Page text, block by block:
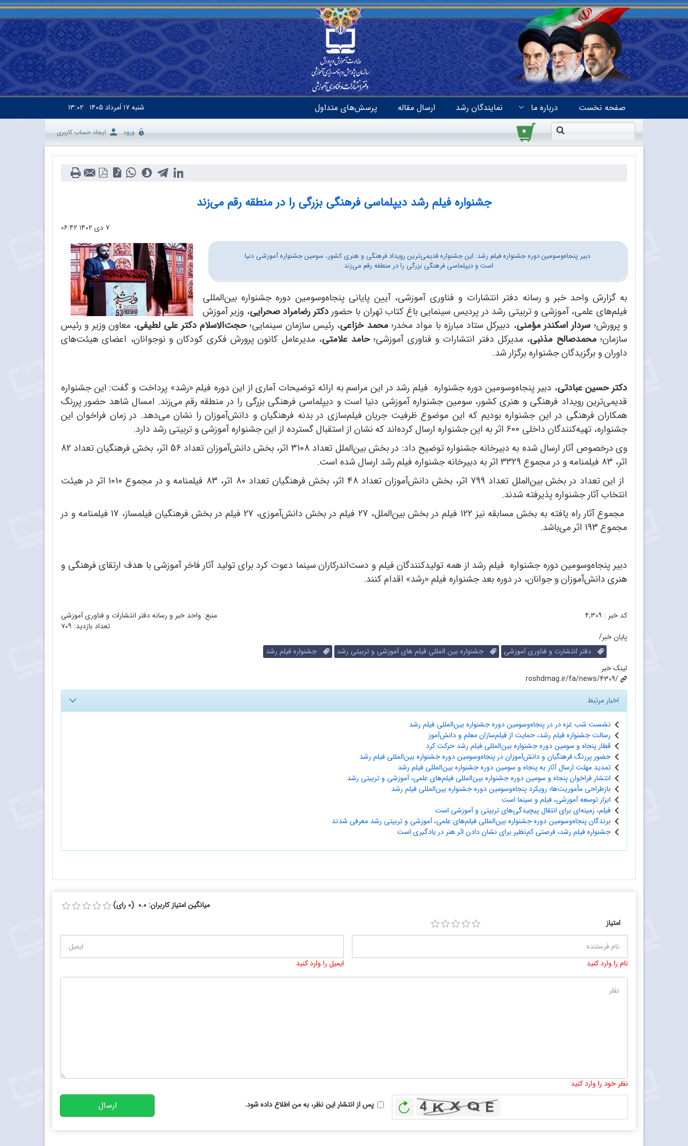
صفحه نخست درباره ما نمایندگان رشد ارسال مقاله پرسش‌های متداول شنبه۱۷ اَمرداد ۱۴۰۵ ۱۳:۰۲
۰ ورود ایجاد حساب کاربری
جشنواره فیلم رشد دیپلماسی فرهنگی بزرگی را در منطقه رقم می‌زند
۷ دی ۱۴۰۲ ۰۶:۴۲
دبیر پنجاه‌وسومین دوره جشنواره فیلم‌ رشد: این جشنواره قدیمی‌ترین رویداد فرهنگی و هنری کشور، سومین جشنواره آموزشی دنیا
است و دیپلماسی فرهنگی بزرگی را در منطقه رقم می‌زند.
به گزارش واحد خبر و رسانه دفتر انتشارات و فناوری آموزشی، آیین پایانی پنجاه‌وسومین دوره جشنواره بین‌المللی
فیلم‌های علمی، آموزشی و تربیتی رشد در پردیس سینمایی باغ کتاب تهران با حضوردکتر رضامراد صحرایی، وزیر آموزش
و پرورش؛سردار اسکندر مؤمنی، دبیرکل ستاد مبارزه با مواد مخدر؛محمد خزاعی، رئیس سازمان سینمایی؛حجت‌الاسلام دکتر علی لطیفی، معاون وزیر و رئیس
سازمان؛محمدصالح مذنبی، مدیرکل دفتر انتشارات و فناوری آموزشی؛حامد علامتی، مدیرعامل کانون پرورش فکری کودکان و نوجوانان، اعضای هیئت‌های
داوران و برگزیدگان جشنواره برگزار شد.
دکتر حسین عبادتی، دبیر پنجاه‌وسومین دوره جشنواره فیلم‌ رشد در این مراسم به ارائه توضیحات آماری از این دوره فیلم «رشد» پرداخت و گفت: این جشنواره
قدیمی‌ترین رویداد فرهنگی و هنری کشور، سومین جشنواره آموزشی دنیا است و دیپلماسی فرهنگی بزرگی را در منطقه رقم می‌زند. امسال شاهد حضور پررنگ
همکاران فرهنگی در این جشنواره بودیم که این موضوع ظرفیت جریان فیلم‌سازی در بدنه فرهنگیان و دانش‌آموزان را نشان می‌دهد. در زمان فراخوان این
جشنواره، تهیه‌کنندگان داخلی ۶۰۰ اثر به این جشنواره ارسال کرده‌اند که نشان از استقبال گسترده از این جشنواره آموزشی و تربیتی رشد دارد.
وی درخصوص آثار ارسال شده به دبیرخانه جشنواره توضیح داد: در بخش بین‌الملل تعداد 3108 اثر، بخش دانش‌آموزان تعداد 56 اثر، بخش فرهنگیان تعداد 82
اثر، 83 فیلمنامه و در مجموع 3329 اثر به دبیرخانه جشنواره فیلم رشد ارسال شده است.
از این تعداد در بخش بین‌الملل تعداد 799 اثر، بخش دانش‌آموزان تعداد 48 اثر، بخش فرهنگیان تعداد 80 اثر، 83 فیلمنامه و در مجموع 1010 اثر در هیئت
انتخاب آثار جشنواره پذیرفته شدند.
مجموع آثار راه یافته به بخش مسابقه نیز 122 فیلم در بخش بین‌الملل، 27 فیلم در بخش دانش‌آموزی، 27 فیلم در بخش فرهنگیان فیلمساز، 17 فیلمنامه و در
مجموع 193 اثر می‌باشد.
دبیر پنجاه‌وسومین دوره جشنواره فیلم‌ رشد از همه تولیدکنندگان فیلم و دست‌اندرکاران سینما دعوت کرد برای تولید آثار فاخر آموزشی با هدف ارتقای فرهنگی و
هنری دانش‌آموزان و جوانان، در دوره بعد جشنواره فیلم «رشد» اقدام کنند.
منبع: واحد خبر و رسانه دفتر انتشارات و فناوری آموزشی
تعداد بازدید: ۷۰۹
کد خبر : ۴,۳۰۹
پایان خبر/
دفتر انتشارت و فناوری آموزشی
جشنواره بین المللی فیلم های آموزشی و تربیتی رشد
جشنواره فیلم رشد
لینک خبر
roshdmag.ir/fa/news/4309/
اخبار مرتبط
نشست شب غزه در در پنجاه‌وسومین دوره جشنواره بین‌المللی فیلم رشد
رسالت جشنواره فیلم رشد، حمایت از فیلم‌سازان معلم و دانش‌آموز
قطار پنجاه و سومین دوره جشنواره بین‌المللی فیلم رشد حرکت کرد
حضور پررنگ فرهنگیان و دانش‌آموزان در پنجاه‌و‌سومین دوره جشنواره بین‌المللی فیلم‌ رشد
تمدید مهلت ارسال آثار به پنجاه و سومین دوره جشنواره بین‌المللی فیلم‌ رشد
انتشار فراخوان پنجاه و سومین دوره جشنواره بین‌المللی فیلم‌های علمی، آموزشی و تربیتی رشد
بازطراحی مأموریت‌ها؛ رویکرد پنجاه‌وسومین دوره جشنواره بین‌المللی فیلم رشد
ابزار توسعه آموزشی، فیلم و سینما است
فیلم، زمینه‌ای برای انتقال پیچیدگی‌های تربیتی و آموزشی است
برندگان پنجاه‌وسومین دوره جشنواره بین‌المللی فیلم‌های علمی، آموزشی و تربیتی رشد معرفی شدند
جشنواره فیلم رشد، فرصتی کم‌نظیر برای نشان دادن اثر هنر در یادگیری است
میانگین امتیاز کاربران: 0.0 (0 رای)
امتیاز
نام را وارد کنید ایمیل را وارد کنید
نظر خود را وارد کنید
بازخوانیپس از انتشار این نظر، به من اطلاع داده شود. ارسال